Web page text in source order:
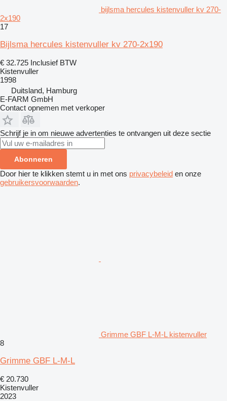
bijlsma hercules kistenvuller kv 270-
2x190
17
Bijlsma hercules kistenvuller kv 270-2x190
€ 32.725 Inclusief BTW
Kistenvuller
1998
Duitsland, Hamburg
E-FARM GmbH
Contact opnemen met verkoper
Schrijf je in om nieuwe advertenties te ontvangen uit deze sectie
Abonneren
Door hier te klikken stemt u in met ons privacybeleid en onze
gebruikersvoorwaarden.
Grimme GBF L-M-L kistenvuller
8
Grimme GBF L-M-L
€ 20.730
Kistenvuller
2023